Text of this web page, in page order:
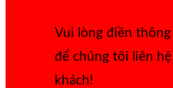
Vui lòng điền
để chúng tôi liên
khách!